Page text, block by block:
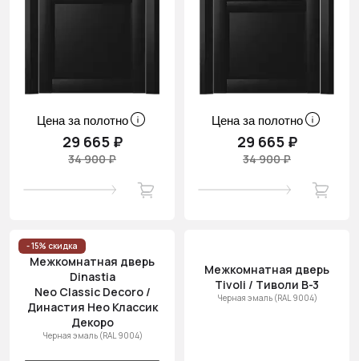
Цена за полотно
29 665 ₽
34 900 ₽
Цена за полотно
29 665 ₽
34 900 ₽
- 15% скидка
Межкомнатная дверь
Dinastia
Neo Classic Decoro /
Династия Нео Классик
Декоро
Черная эмаль (RAL 9004)
Межкомнатная дверь
Tivoli / Тиволи В-3
Черная эмаль (RAL 9004)